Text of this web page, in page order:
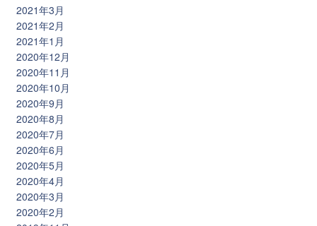
2021年3月
2021年2月
2021年1月
2020年12月
2020年11月
2020年10月
2020年9月
2020年8月
2020年7月
2020年6月
2020年5月
2020年4月
2020年3月
2020年2月